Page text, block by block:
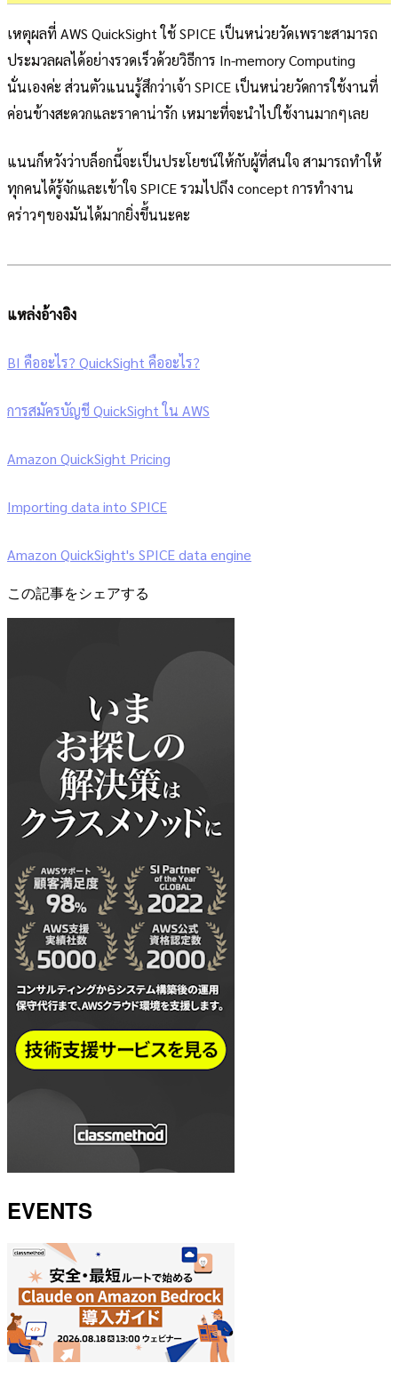
เหตุผลที่ AWS QuickSight ใช้ SPICE เป็นหน่วยวัดเพราะสามารถ
ประมวลผลได้อย่างรวดเร็วด้วยวิธีการ In-memory Computing
นั่นเองค่ะ ส่วนตัวแนนรู้สึกว่าเจ้า SPICE เป็นหน่วยวัดการใช้งานที่
ค่อนข้างสะดวกและราคาน่ารัก เหมาะที่จะนำไปใช้งานมากๆเลย
แนนก็หวังว่าบล็อกนี้จะเป็นประโยชน์ให้กับผู้ที่สนใจ สามารถทำให้
ทุกคนได้รู้จักและเข้าใจ SPICE รวมไปถึง concept การทำงาน
คร่าวๆของมันได้มากยิ่งขึ้นนะคะ
แหล่งอ้างอิง
BI คืออะไร? QuickSight คืออะไร?
การสมัครบัญชี QuickSight ใน AWS
Amazon QuickSight Pricing
Importing data into SPICE
Amazon QuickSight's SPICE data engine
この記事をシェアする
EVENTS